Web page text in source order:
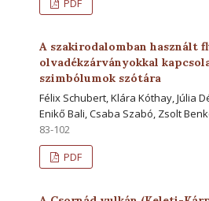
PDF
A szakirodalomban használt
olvadékzárványokkal
szimbólumok szótára
Félix Schubert, Klára Kóthay, Júlia
Enikő Bali, Csaba Szabó, Zsolt
83-102
PDF